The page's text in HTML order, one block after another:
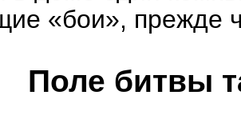
«бои», прежде
Поле битвы